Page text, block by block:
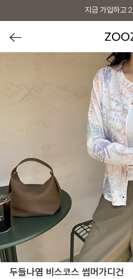
지금 가입하고
두들나염 비스코스 썸머가디건